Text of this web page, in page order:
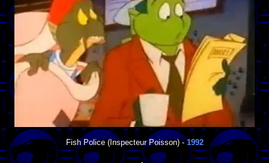
Fish Police(Inspecteur Poisson) -1992